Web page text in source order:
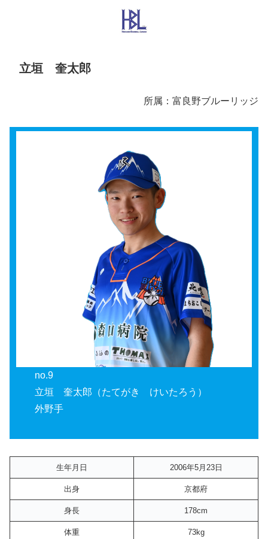
立垣 奎太郎
所属：富良野ブルーリッジ
no.9
立垣 奎太郎（たてがき けいたろう）
外野手
生年月日 2006年5月23日
出身 京都府
身長 178cm
体重 73kg